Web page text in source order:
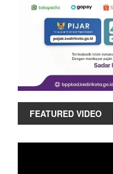
FEATURED VIDEO